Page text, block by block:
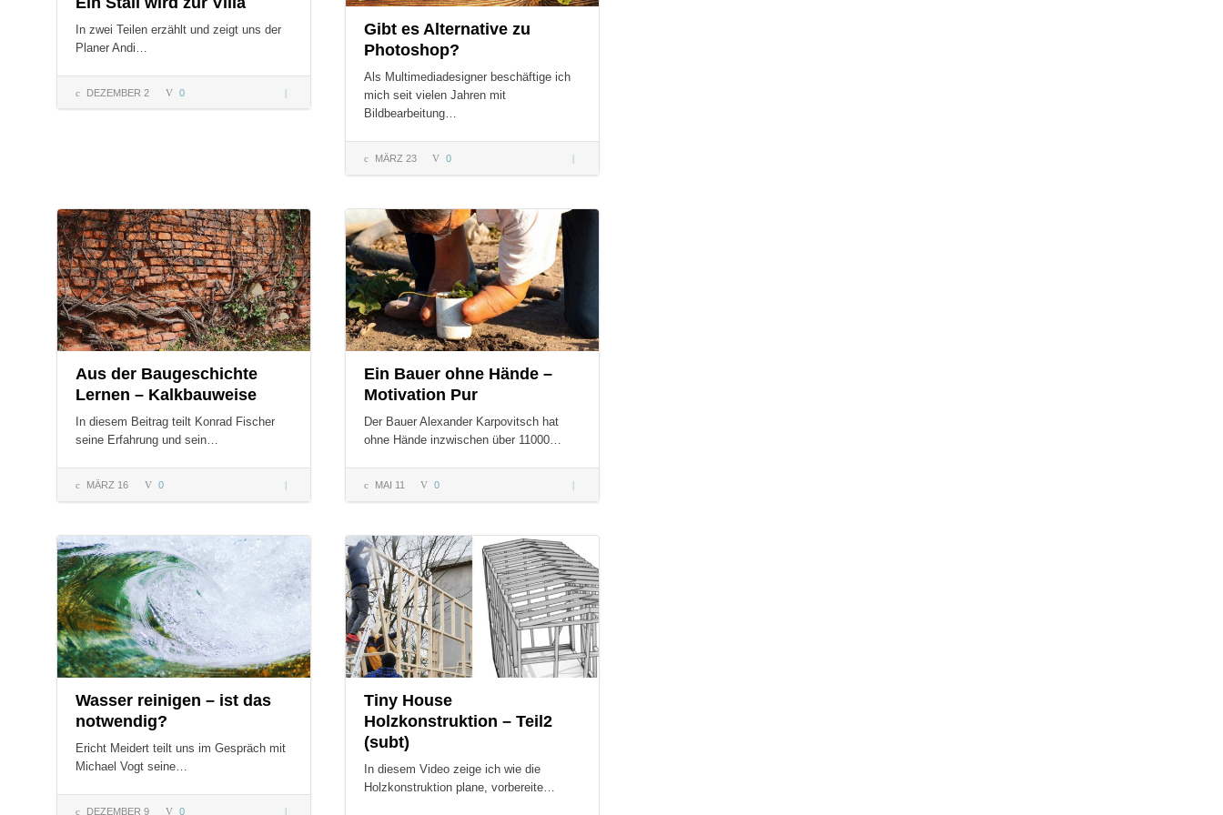
In zwei Teilen erzählt und zeigt uns der
Planer Andi…
DEZEMBER 2 0
Ein
Stall
Gibt es Alternative zu
Photoshop?
Als Multimediadesigner beschäftige ich
mich seit vielen Jahren mit
Bildbearbeitung…
MÄRZ 23 0
Alternative
Aus der Baugeschichte
Lernen – Kalkbauweise
In diesem Beitrag teilt Konrad Fischer
seine Erfahrung und sein…
MÄRZ 16
COMMENTS:
0
Aus der
Baugeschichte
Ein Bauer ohne Hände –
Motivation Pur
Der Bauer Alexander Karpovitsch hat
ohne Hände inzwischen über 11000…
MAI 11
COMMENTS:
0
ohne
Pur
Wasser reinigen – ist das
notwendig?
Ericht Meidert teilt uns im Gespräch mit
Michael Vogt seine…
DEZEMBER 9
COMMENTS:
0 Wasser
Tiny House
Holzkonstruktion – Teil2
(subt)
In diesem Video zeige ich wie die
Holzkonstruktion plane, vorbereite…
COMMENTS: